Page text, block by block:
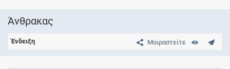
Άνθρακας
Μοιραστείτε
Ένδειξη